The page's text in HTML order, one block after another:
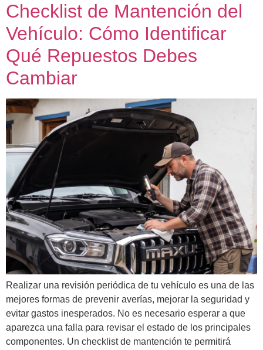
Checklist de Mantención del
Vehículo: Cómo Identificar
Qué Repuestos Debes
Cambiar
Realizar una revisión periódica de tu vehículo es una de las
mejores formas de prevenir averías, mejorar la seguridad y
evitar gastos inesperados. No es necesario esperar a que
aparezca una falla para revisar el estado de los principales
componentes. Un checklist de mantención te permitirá